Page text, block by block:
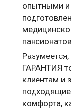
опытными и
ГАРАНТИЯ
клиентам и
комфорта,